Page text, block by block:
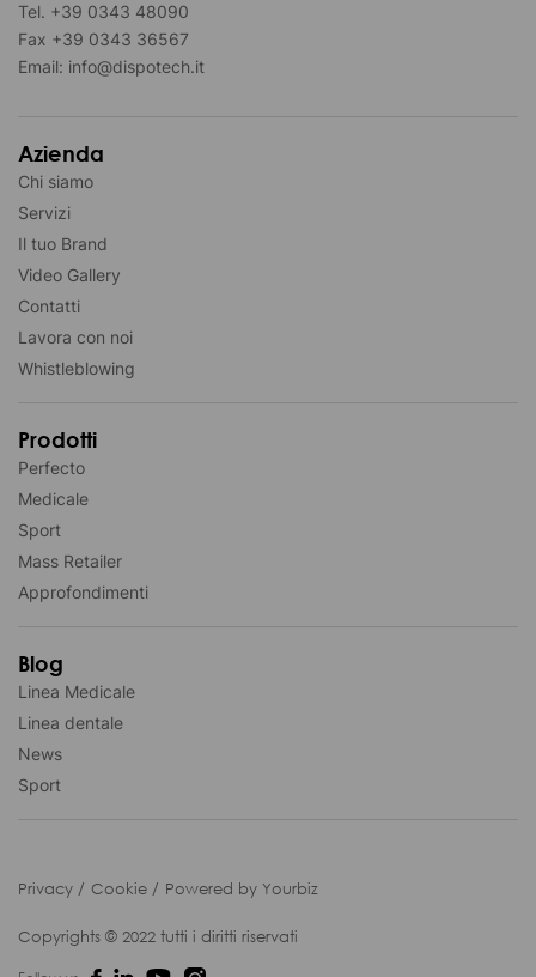
Tel. +39 0343 48090
Fax +39 0343 36567
Email: info@dispotech.it
Azienda
Chi siamo
Servizi
Il tuo Brand
Video Gallery
Contatti
Lavora con noi
Whistleblowing
Prodotti
Perfecto
Medicale
Sport
Mass Retailer
Approfondimenti
Blog
Linea Medicale
Linea dentale
News
Sport
Privacy Cookie Powered by Yourbiz
Copyrights © 2022 tutti i diritti riservati